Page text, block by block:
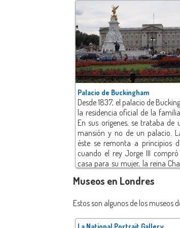
Palacio de Buckingham
Desde 1837, el palacio de
la residencia oficial de la
En sus orígenes, se trataba de
mansión y no de un palacio.
éste se remonta a principios
cuando el rey Jorge III compró
casa para su mujer, la reina
entrañable que el del cercano
muchas de los cometidos
arquitecto, John Nash,
Museos en Londres
Estos son algunos de los museos
La National Portrait Gallery